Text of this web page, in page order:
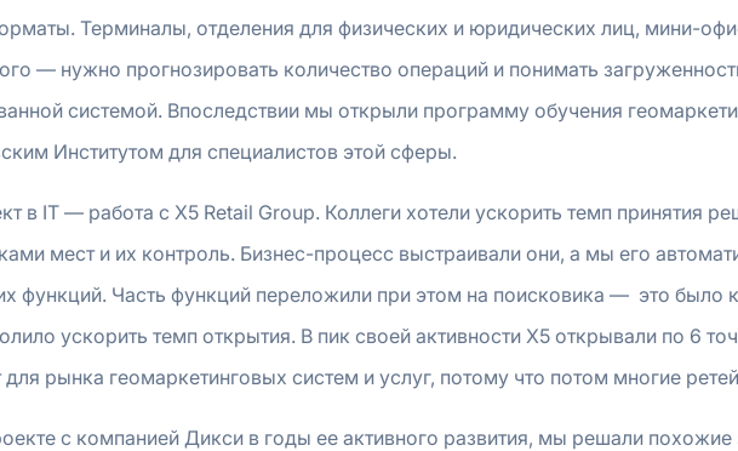
Терминалы, отделения для физических и юридических лиц, мини-
— нужно прогнозировать количество операций и понимать
системой. Впоследствии мы открыли программу обучения
Институтом для специалистов этой сферы.
в IT — работа с X5 Retail Group. Коллеги хотели ускорить темп принятия
мест и их контроль. Бизнес-процесс выстраивали они, а мы его
функций. Часть функций переложили при этом на поисковика — это
ускорить темп открытия. В пик своей активности Х5 открывали по 6
рынка геомаркетинговых систем и услуг, потому что потом многие
с компанией Дикси в годы ее активного развития, мы решали